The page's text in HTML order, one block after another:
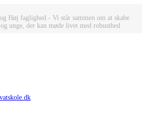
Høj faglighed - Vi står sammen om at skabe
unge, der kan møde livet med robusthed